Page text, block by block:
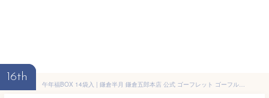
16th
午年福BOX 14袋入 | 鎌倉半月 鎌倉五郎本店 公式 ゴーフレット ゴーフル 包装紙 お取り寄せ おやつ スイーツ 人気 お土産 定番土産 お菓子 おもたせ 菓子折り 和菓子 干支 年賀 お年賀 御年賀 小分け 個包装 詰合せ ギフト 2026